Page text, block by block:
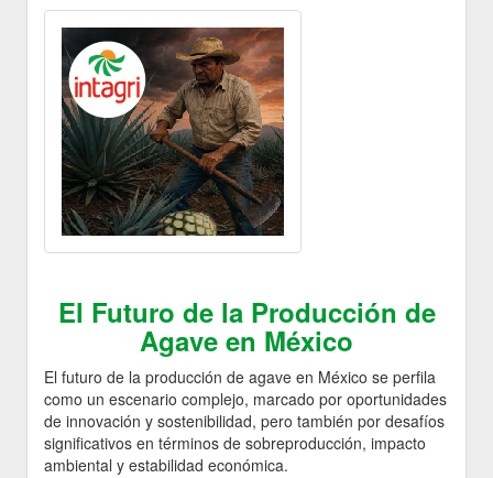
El Futuro de la Producción de
Agave en México
El futuro de la producción de agave en México se perfila
como un escenario complejo, marcado por oportunidades
de innovación y sostenibilidad, pero también por desafíos
significativos en términos de sobreproducción, impacto
ambiental y estabilidad económica.